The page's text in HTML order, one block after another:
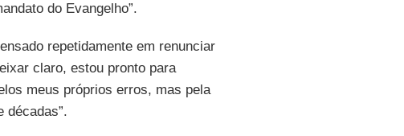
do Evangelho”.
repetidamente em renunciar
claro, estou pronto para
meus próprios erros, mas pela
décadas”.